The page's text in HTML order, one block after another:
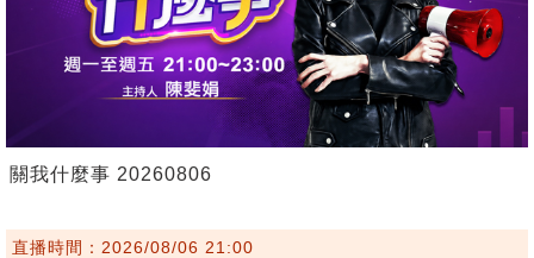
關我什麼事 20260806
直播時間：2026/08/06 21:00